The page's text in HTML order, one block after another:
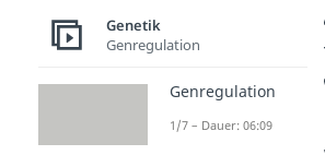
gentechnologische
Meer lebenden
Organismen
an.
einerseits zum
genetisch
Genetik
Genregulation
Genregulation
1/7 – Dauer: 06:09